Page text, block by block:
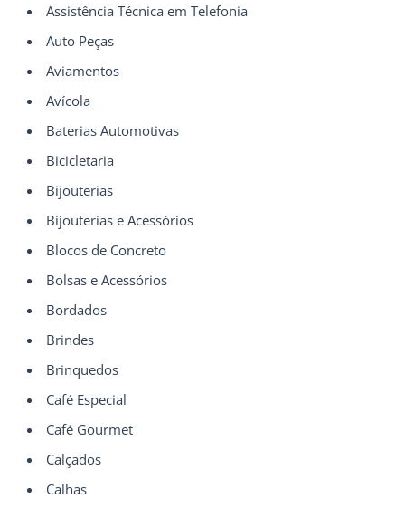
Assistência Técnica em Telefonia
Auto Peças
Aviamentos
Avícola
Baterias Automotivas
Bicicletaria
Bijouterias
Bijouterias e Acessórios
Blocos de Concreto
Bolsas e Acessórios
Bordados
Brindes
Brinquedos
Café Especial
Café Gourmet
Calçados
Calhas